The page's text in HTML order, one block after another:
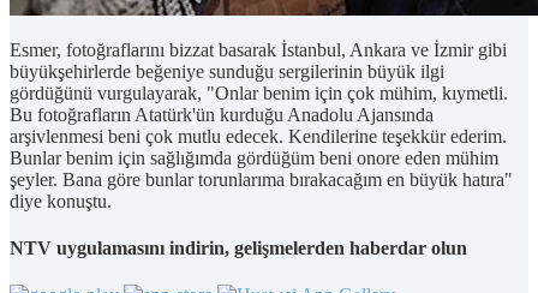
Esmer, fotoğraflarını bizzat basarak İstanbul, Ankara ve İzmir gibi
büyükşehirlerde beğeniye sunduğu sergilerinin büyük ilgi
gördüğünü vurgulayarak, "Onlar benim için çok mühim, kıymetli.
Bu fotoğrafların Atatürk'ün kurduğu Anadolu Ajansında
arşivlenmesi beni çok mutlu edecek. Kendilerine teşekkür ederim.
Bunlar benim için sağlığımda gördüğüm beni onore eden mühim
şeyler. Bana göre bunlar torunlarıma bırakacağım en büyük hatıra"
diye konuştu.
NTV uygulamasını indirin, gelişmelerden haberdar olun